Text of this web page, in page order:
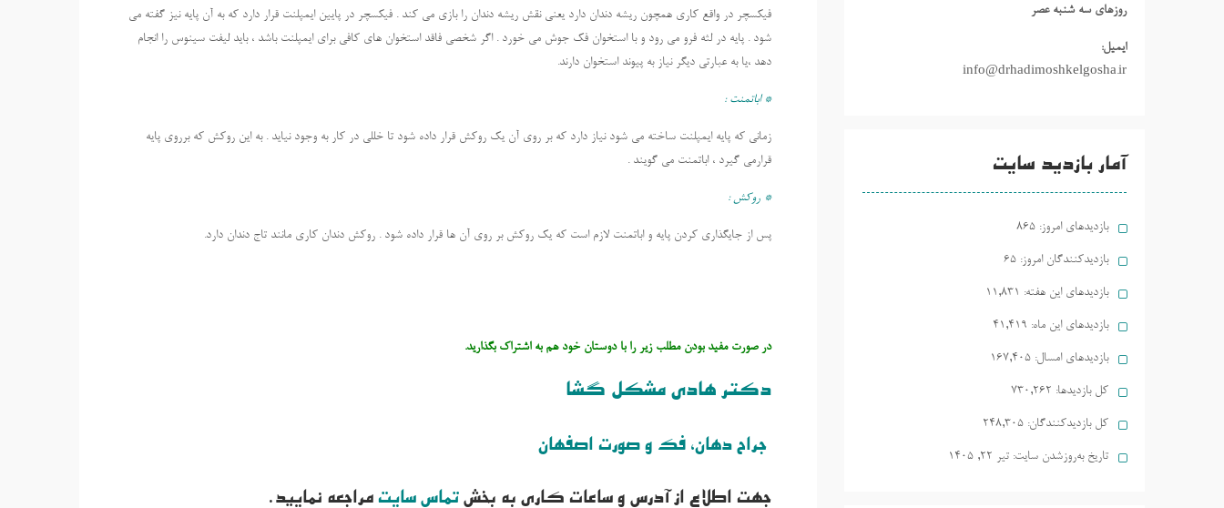
فیکسچر در واقع کاری همچون ریشه دندان دارد یعنی نقش ریشه دندان را بازی می کند . فیکسچر در پایین ایمپلنت قرار دارد که به آن پایه نیز گفته می
شود . پایه در لثه فرو می رود و با استخوان فک جوش می خورد . اگر شخصی فاقد استخوان های کافی برای ایمپلنت باشد ، باید لیفت سینوس را انجام
دهد ،یا به عبارتی دیگر نیاز به پیوند استخوان دارند.
* اباتمنت :
زمانی که پایه ایمپلنت ساخته می شود نیاز دارد که بر روی آن یک روکش قرار داده شود تا خللی در کار به وجود نیاید . به این روکش که برروی پایه
قرارمی گیرد ، اباتمنت می گویند .
* روکش :
پس از جایگذاری کردن پایه و اباتمنت لازم است که یک روکش بر روی آن ها قرار داده شود . روکش دندان کاری مانند تاج دندان دارد.
در صورت مفید بودن مطلب زیر را با دوستان خود هم به اشتراک بگذارید.
دکتر هادی مشکل گشا
جراح دهان، فک و صورت اصفهان
جهت اطلاع از آدرس و ساعات کاری به بخش تماس سایت مراجعه نمایید.
روزهاي سه شنبه عصر
ایمیل:
info@drhadimoshkelgosha.ir
آمار بازدید سایت
بازدیدهای امروز: 865
بازدیدکنندگان امروز: 65
بازدیدهای این هفته: 11,831
بازدیدهای این ماه: 41,419
بازدیدهای امسال: 167,405
کل بازدیدها: 730,262
کل بازدیدکنند‌گان: 248,305
تاریخ به‌روزشدن سایت: تیر ۲۲, ۱۴۰۵